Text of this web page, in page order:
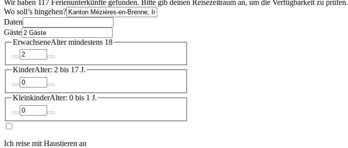
Wir haben 117 Ferienunterkünfte gefunden. Bitte gib deinen Reisezeitraum an, um die Verfügbarkeit zu prüfen.
Wo soll’s hingehen?
Daten
Gäste
ErwachseneAlter mindestens 18
KinderAlter: 2 bis 17 J.
KleinkinderAlter: 0 bis 1 J.
Ich reise mit Haustieren an